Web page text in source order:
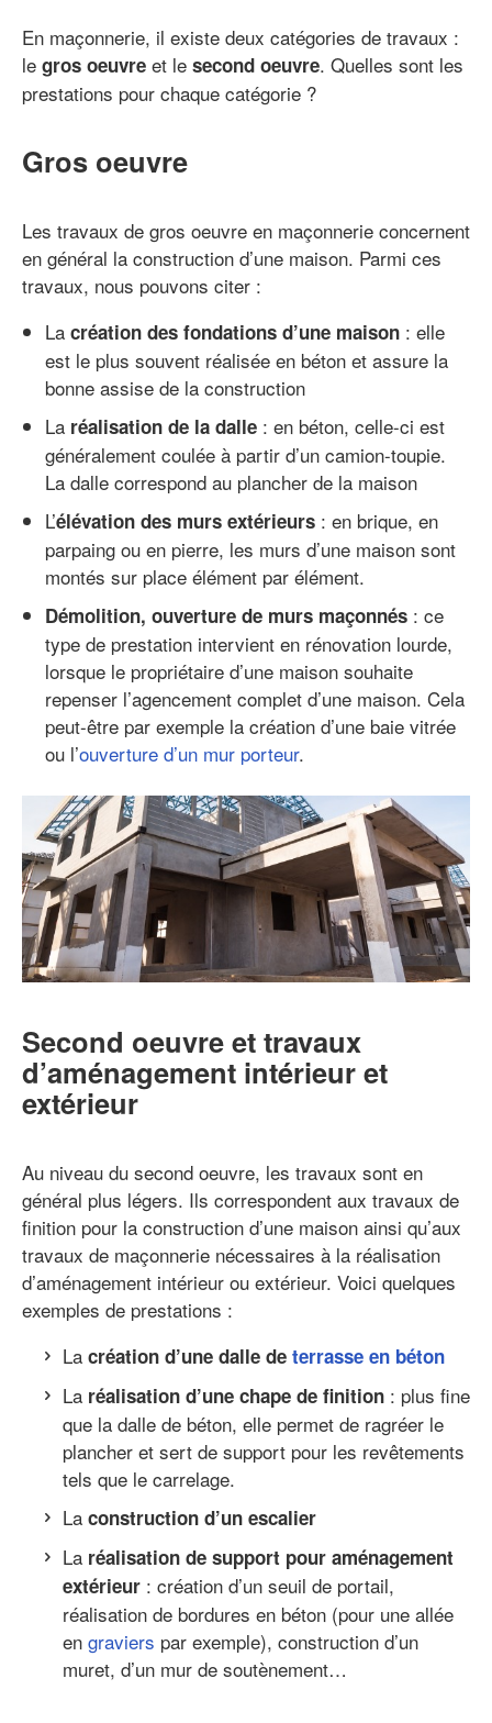
En maçonnerie, il existe deux catégories de travaux :
le gros oeuvre et le second oeuvre. Quelles sont les
prestations pour chaque catégorie ?
Gros oeuvre
Les travaux de gros oeuvre en maçonnerie concernent
en général la construction d’une maison. Parmi ces
travaux, nous pouvons citer :
La création des fondations d’une maison : elle
est le plus souvent réalisée en béton et assure la
bonne assise de la construction
La réalisation de la dalle : en béton, celle-ci est
généralement coulée à partir d’un camion-toupie.
La dalle correspond au plancher de la maison
L’élévation des murs extérieurs : en brique, en
parpaing ou en pierre, les murs d’une maison sont
montés sur place élément par élément.
Démolition, ouverture de murs maçonnés : ce
type de prestation intervient en rénovation lourde,
lorsque le propriétaire d’une maison souhaite
repenser l’agencement complet d’une maison. Cela
peut-être par exemple la création d’une baie vitrée
ou l’ouverture d’un mur porteur.
Second oeuvre et travaux
d’aménagement intérieur et
extérieur
Au niveau du second oeuvre, les travaux sont en
général plus légers. Ils correspondent aux travaux de
finition pour la construction d’une maison ainsi qu’aux
travaux de maçonnerie nécessaires à la réalisation
d’aménagement intérieur ou extérieur. Voici quelques
exemples de prestations :
La création d’une dalle de terrasse en béton
La réalisation d’une chape de finition : plus fine
que la dalle de béton, elle permet de ragréer le
plancher et sert de support pour les revêtements
tels que le carrelage.
La construction d’un escalier
La réalisation de support pour aménagement
extérieur : création d’un seuil de portail,
réalisation de bordures en béton (pour une allée
en graviers par exemple), construction d’un
muret, d’un mur de soutènement…